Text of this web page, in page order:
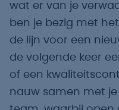
wat er van je
ben je bezig met
de lijn voor een
de volgende keer
of een
nauw samen met je